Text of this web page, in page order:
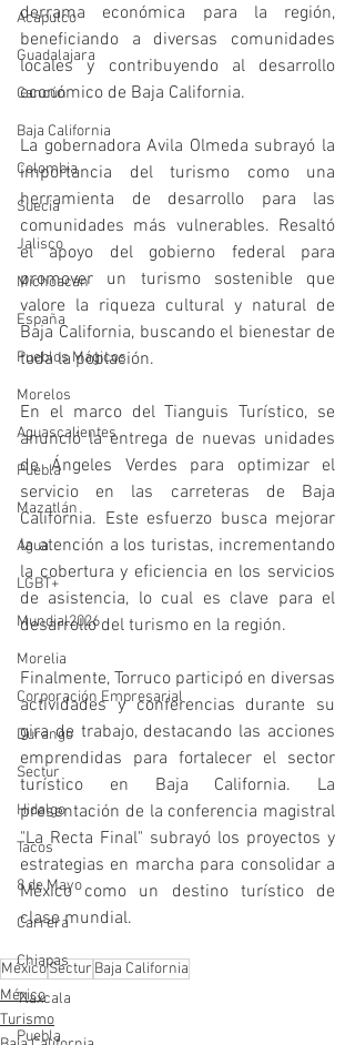
Acapulco
Guadalajara
Cancún
Baja California
Colombia
Suecia
Jalisco
Michoacán
España
Pueblos Mágicos
Morelos
Aguascalientes
Puebla
Mazatlán
Agua
LGBT+
Mundial2026
Morelia
Corporación Empresarial
Durango
Sectur
Hidalgo
Tacos
8 de Mayo
Carrera
Chiapas
Tlaxcala
Puebla
derrama económica para la región,
beneficiando a diversas comunidades
locales y contribuyendo al desarrollo
económico de Baja California.
La gobernadora Avila Olmeda subrayó la
importancia del turismo como una
herramienta de desarrollo para las
comunidades más vulnerables. Resaltó
el apoyo del gobierno federal para
promover un turismo sostenible que
valore la riqueza cultural y natural de
Baja California, buscando el bienestar de
toda la población.
En el marco del Tianguis Turístico, se
anunció la entrega de nuevas unidades
de Ángeles Verdes para optimizar el
servicio en las carreteras de Baja
California. Este esfuerzo busca mejorar
la atención a los turistas, incrementando
la cobertura y eficiencia en los servicios
de asistencia, lo cual es clave para el
desarrollo del turismo en la región.
Finalmente, Torruco participó en diversas
actividades y conferencias durante su
gira de trabajo, destacando las acciones
emprendidas para fortalecer el sector
turístico en Baja California. La
presentación de la conferencia magistral
"La Recta Final" subrayó los proyectos y
estrategias en marcha para consolidar a
México como un destino turístico de
clase mundial.
MéxicoSectur Baja California
México
Turismo